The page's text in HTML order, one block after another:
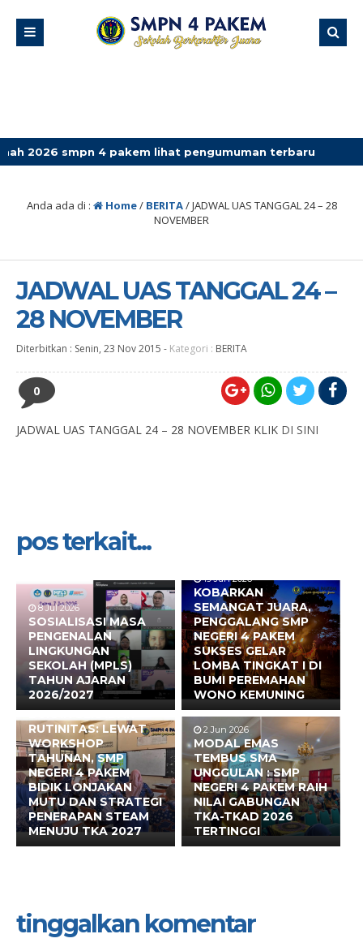
4 pakem lihat pengumuman terbaru
Anda ada di : Home/ BERITA/JADWAL UAS TANGGAL 24 – 28
NOVEMBER
JADWAL UAS TANGGAL 24 –
28 NOVEMBER
Diterbitkan : Senin, 23 Nov 2015 - Kategori : BERITA
0
JADWAL UAS TANGGAL 24 – 28 NOVEMBER KLIK DI SINI
pos terkait...
8 Jul 2026
SOSIALISASI MASA
PENGENALAN
LINGKUNGAN
SEKOLAH (MPLS)
TAHUN AJARAN
2026/2027
19 Jun 2026
KOBARKAN
SEMANGAT JUARA,
PENGGALANG SMP
NEGERI 4 PAKEM
SUKSES GELAR
LOMBA TINGKAT I DI
BUMI PEREMAHAN
WONO KEMUNING
17 Jun 2026
BUKAN SEKADAR
RUTINITAS: LEWAT
WORKSHOP
TAHUNAN, SMP
NEGERI 4 PAKEM
BIDIK LONJAKAN
MUTU DAN STRATEGI
PENERAPAN STEAM
MENUJU TKA 2027
2 Jun 2026
MODAL EMAS
TEMBUS SMA
UNGGULAN : SMP
NEGERI 4 PAKEM RAIH
NILAI GABUNGAN
TKA-TKAD 2026
TERTINGGI
tinggalkan komentar